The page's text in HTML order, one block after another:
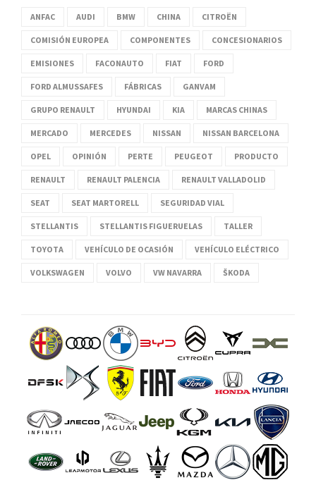
ANFAC AUDI BMW CHINA CITROËN
COMISIÓN EUROPEA COMPONENTES CONCESIONARIOS
EMISIONES FACONAUTO FIAT FORD
FORD ALMUSSAFES FÁBRICAS GANVAM
GRUPO RENAULT HYUNDAI KIA MARCAS CHINAS
MERCADO MERCEDES NISSAN NISSAN BARCELONA
OPEL OPINIÓN PERTE PEUGEOT PRODUCTO
RENAULT RENAULT PALENCIA RENAULT VALLADOLID
SEAT SEAT MARTORELL SEGURIDAD VIAL
STELLANTIS STELLANTIS FIGUERUELAS TALLER
TOYOTA VEHÍCULO DE OCASIÓN VEHÍCULO ELÉCTRICO
VOLKSWAGEN VOLVO VW NAVARRA ŠKODA